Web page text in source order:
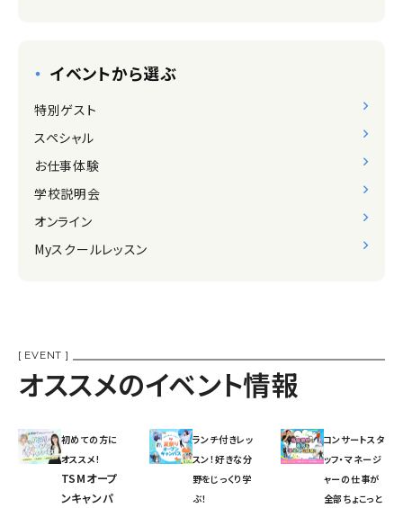
イベントから選ぶ
特別ゲスト
スペシャル
お仕事体験
学校説明会
オンライン
Myスクールレッスン
[ EVENT ]
オススメのイベント情報
初めての方に
オススメ!
TSMオープ
ンキャンパ
ランチ付きレッ
スン！好きな分
野をじっくり学
ぶ！
コンサートスタ
ッフ・マネージ
ャーの仕事が
全部ちょこっと